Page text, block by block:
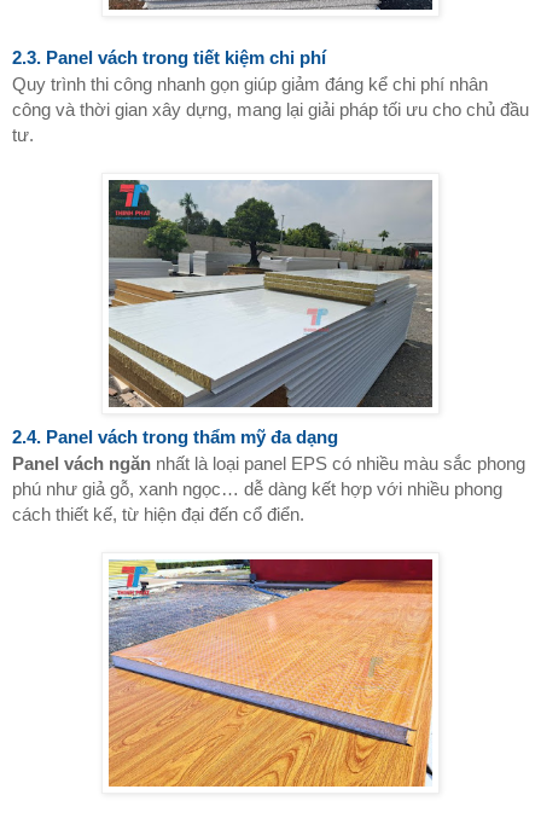
2.3. Panel vách trong tiết kiệm chi phí
Quy trình thi công nhanh gọn giúp giảm đáng kể chi phí nhân
công và thời gian xây dựng, mang lại giải pháp tối ưu cho chủ đầu
tư.
2.4. Panel vách trong thẩm mỹ đa dạng
Panel vách ngăn nhất là loại panel EPS có nhiều màu sắc phong
phú như giả gỗ, xanh ngọc… dễ dàng kết hợp với nhiều phong
cách thiết kế, từ hiện đại đến cổ điển.